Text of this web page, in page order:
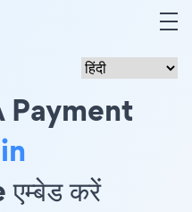
Payment
करें